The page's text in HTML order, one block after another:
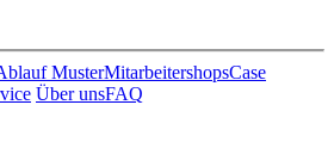
MusterMitarbeitershopsCase
Über unsFAQ